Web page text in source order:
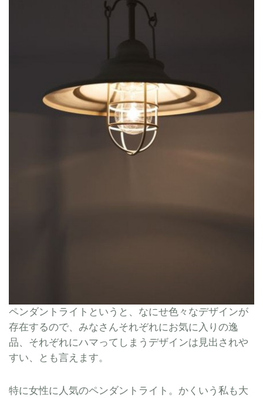
ペンダントライトというと、なにせ色々なデザインが
存在するので、みなさんそれぞれにお気に入りの逸
品、それぞれにハマってしまうデザインは見出されや
すい、とも言えます。
特に女性に人気のペンダントライト。かくいう私も大